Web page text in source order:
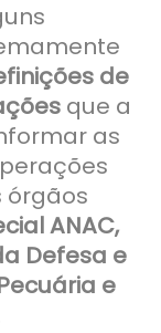
de
que a
as
órgãos
ANAC,
Defesa e
e